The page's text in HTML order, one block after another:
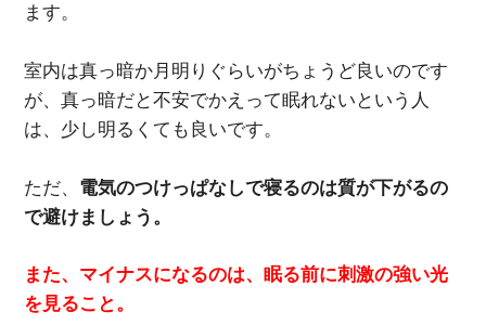
ます。
室内は真っ暗か月明りぐらいがちょうど良いのです
が、真っ暗だと不安でかえって眠れないという人
は、少し明るくても良いです。
ただ、 電気のつけっぱなしで寝るのは質が下がるの
で避けましょう。
また、マイナスになるのは、眠る前に刺激の強い光
を見ること。